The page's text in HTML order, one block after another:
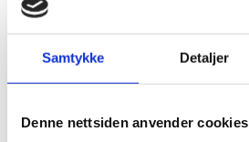
Samtykke Detaljer
Denne nettsiden anvender cookies